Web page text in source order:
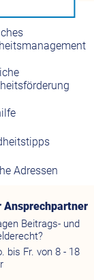
Adressen
Ansprechpartner
Beitrags- und
bis Fr. von 8 - 18